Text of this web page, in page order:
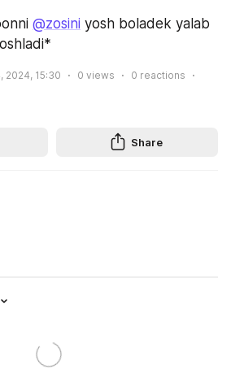
@zosini yosh boladek yalab
2024, 15:30 0 views 0 reactions
Share